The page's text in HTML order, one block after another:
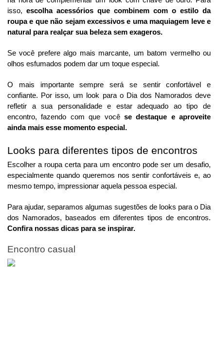
isso, escolha acessórios que combinem com o estilo da
roupa e que não sejam excessivos e uma maquiagem leve e
natural para realçar sua beleza sem exageros.
Se você prefere algo mais marcante, um batom vermelho ou
olhos esfumados podem dar um toque especial.
O mais importante sempre será se sentir confortável e
confiante. Por isso, um look para o Dia dos Namorados deve
refletir a sua personalidade e estar adequado ao tipo de
encontro, fazendo com que você se destaque e aproveite
ainda mais esse momento especial.
Looks para diferentes tipos de encontros
Escolher a roupa certa para um encontro pode ser um desafio,
especialmente quando queremos nos sentir confortáveis e, ao
mesmo tempo, impressionar aquela pessoa especial.
Para ajudar, separamos algumas sugestões de looks para o Dia
dos Namorados, baseados em diferentes tipos de encontros.
Confira nossas dicas para se inspirar.
Encontro casual